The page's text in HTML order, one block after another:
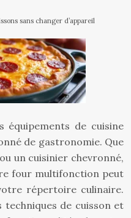
sans changer d’appareil
équipements de cuisine
de gastronomie. Que
un cuisinier chevronné,
four multifonction peut
répertoire culinaire.
de cuisson et